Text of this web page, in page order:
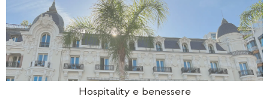
Hospitality e benessere